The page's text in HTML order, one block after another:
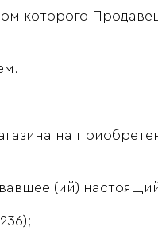
которого
на
(ий)